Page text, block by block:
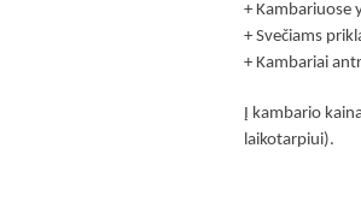
+ Kambariuose
+ Svečiams
+ Kambariai
Į kambario
laikotarpiui).